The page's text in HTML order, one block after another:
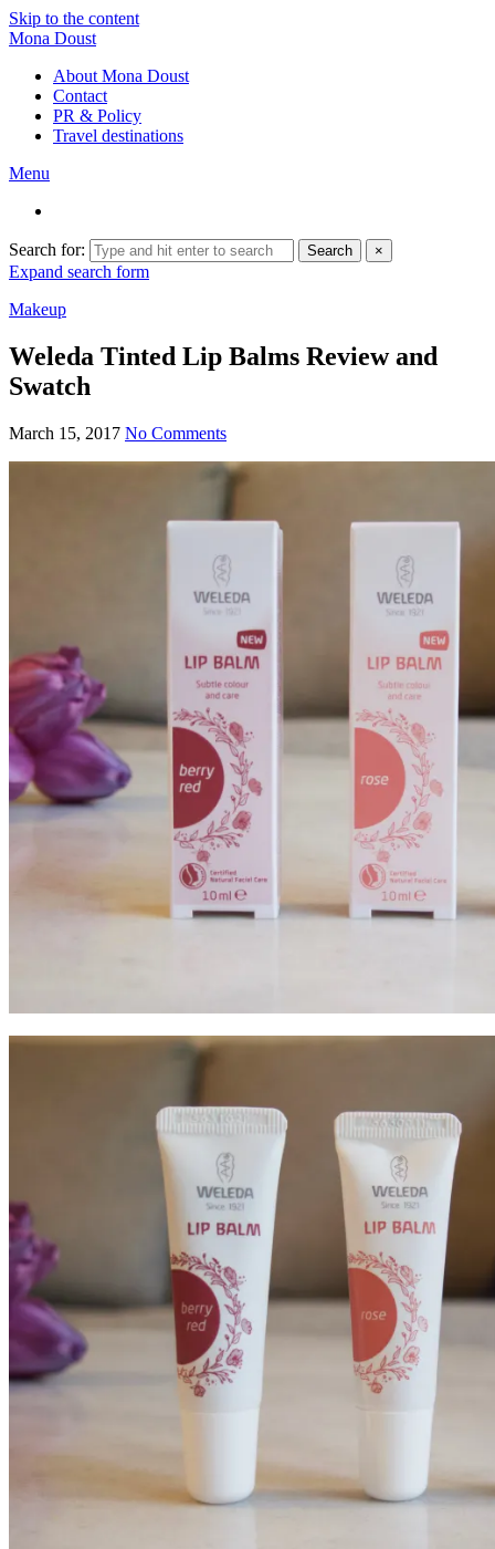
Skip to the content
Mona Doust
About Mona Doust
Contact
PR & Policy
Travel destinations
Menu
Search for: Search ×
Expand search form
Makeup
Weleda Tinted Lip Balms Review and
Swatch
March 15, 2017 No Comments